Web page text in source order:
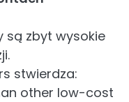
są zbyt wysokie
stwierdza:
other low-cost